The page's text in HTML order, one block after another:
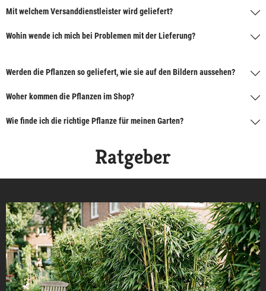
Mit welchem Versanddienstleister wird geliefert?
Wohin wende ich mich bei Problemen mit der Lieferung?
Werden die Pflanzen so geliefert, wie sie auf den Bildern aussehen?
Woher kommen die Pflanzen im Shop?
Wie finde ich die richtige Pflanze für meinen Garten?
Ratgeber